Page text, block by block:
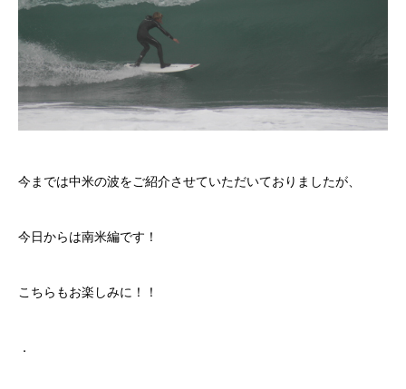
今までは中米の波をご紹介させていただいておりましたが、
今日からは南米編です！
こちらもお楽しみに！！
．